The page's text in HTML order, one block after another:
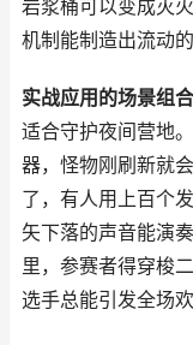
岩浆桶可以变成灭
机制能制造出流动的
实战应用的场景组合
适合守护夜间营地
器，怪物刚刷新就
了，有人用上百个
矢下落的声音能演
里，参赛者得穿梭
选手总能引发全场欢